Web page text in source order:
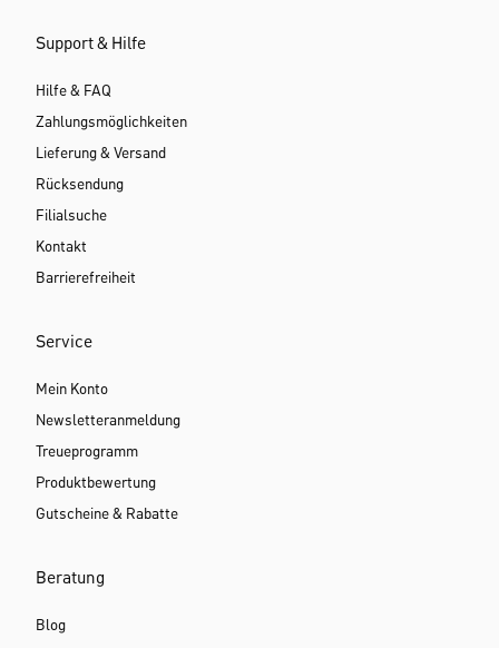
Support & Hilfe
Hilfe & FAQ
Zahlungsmöglichkeiten
Lieferung & Versand
Rücksendung
Filialsuche
Kontakt
Barrierefreiheit
Service
Mein Konto
Newsletteranmeldung
Treueprogramm
Produktbewertung
Gutscheine & Rabatte
Beratung
Blog